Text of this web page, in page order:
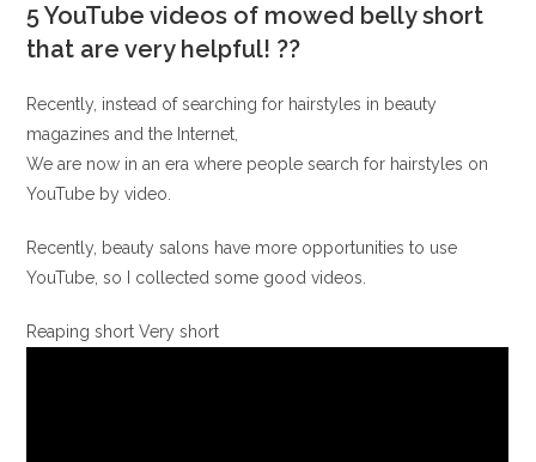
5 YouTube videos of mowed belly short
that are very helpful! ??
Recently, instead of searching for hairstyles in beauty
magazines and the Internet,
We are now in an era where people search for hairstyles on
YouTube by video.
Recently, beauty salons have more opportunities to use
YouTube, so I collected some good videos.
Reaping short Very short